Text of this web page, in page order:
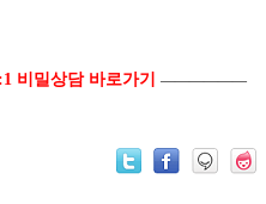
비밀상담 바로가기 ――――――